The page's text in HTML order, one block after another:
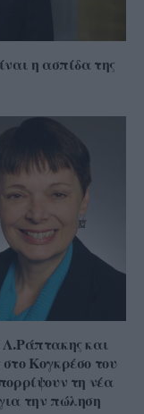
η ασπίδα της
Λ.Ράπτακης και
Κογκρέσο του
τη νέα
την πώληση